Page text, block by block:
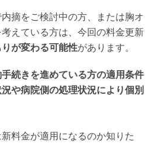
摘をご検討中の方、または胸オ
えている方は、今回の料金更新
が変わる可能性があります。
続きを進めている方の適用条件
や病院側の処理状況により個別
新料金が適用になるのか知りた